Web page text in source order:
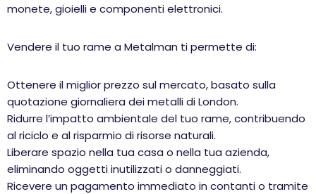
monete, gioielli e componenti elettronici.
Vendere il tuo rame a Metalman ti permette di:
Ottenere il miglior prezzo sul mercato, basato sulla
quotazione giornaliera dei metalli di London.
Ridurre l’impatto ambientale del tuo rame, contribuendo
al riciclo e al risparmio di risorse naturali.
Liberare spazio nella tua casa o nella tua azienda,
eliminando oggetti inutilizzati o danneggiati.
Ricevere un pagamento immediato in contanti o tramite